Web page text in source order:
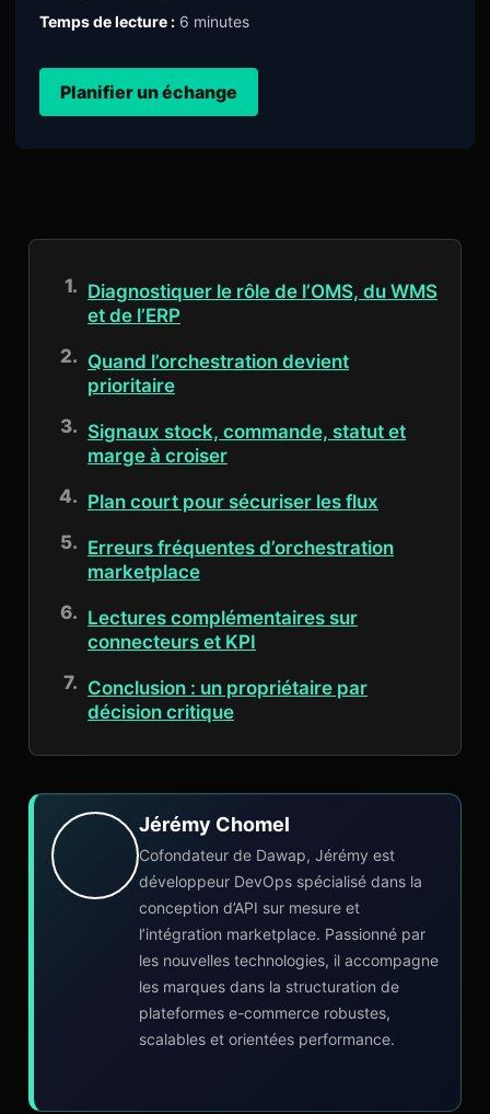
Temps de lecture : 6 minutes
Planifier un échange
Diagnostiquer le rôle de l’OMS, du WMS
et de l’ERP
Quand l’orchestration devient
prioritaire
Signaux stock, commande, statut et
marge à croiser
Plan court pour sécuriser les flux
Erreurs fréquentes d’orchestration
marketplace
Lectures complémentaires sur
connecteurs et KPI
Conclusion : un propriétaire par
décision critique
Jérémy Chomel
Cofondateur de Dawap, Jérémy est
développeur DevOps spécialisé dans la
conception d’API sur mesure et
l’intégration marketplace. Passionné par
les nouvelles technologies, il accompagne
les marques dans la structuration de
plateformes e-commerce robustes,
scalables et orientées performance.